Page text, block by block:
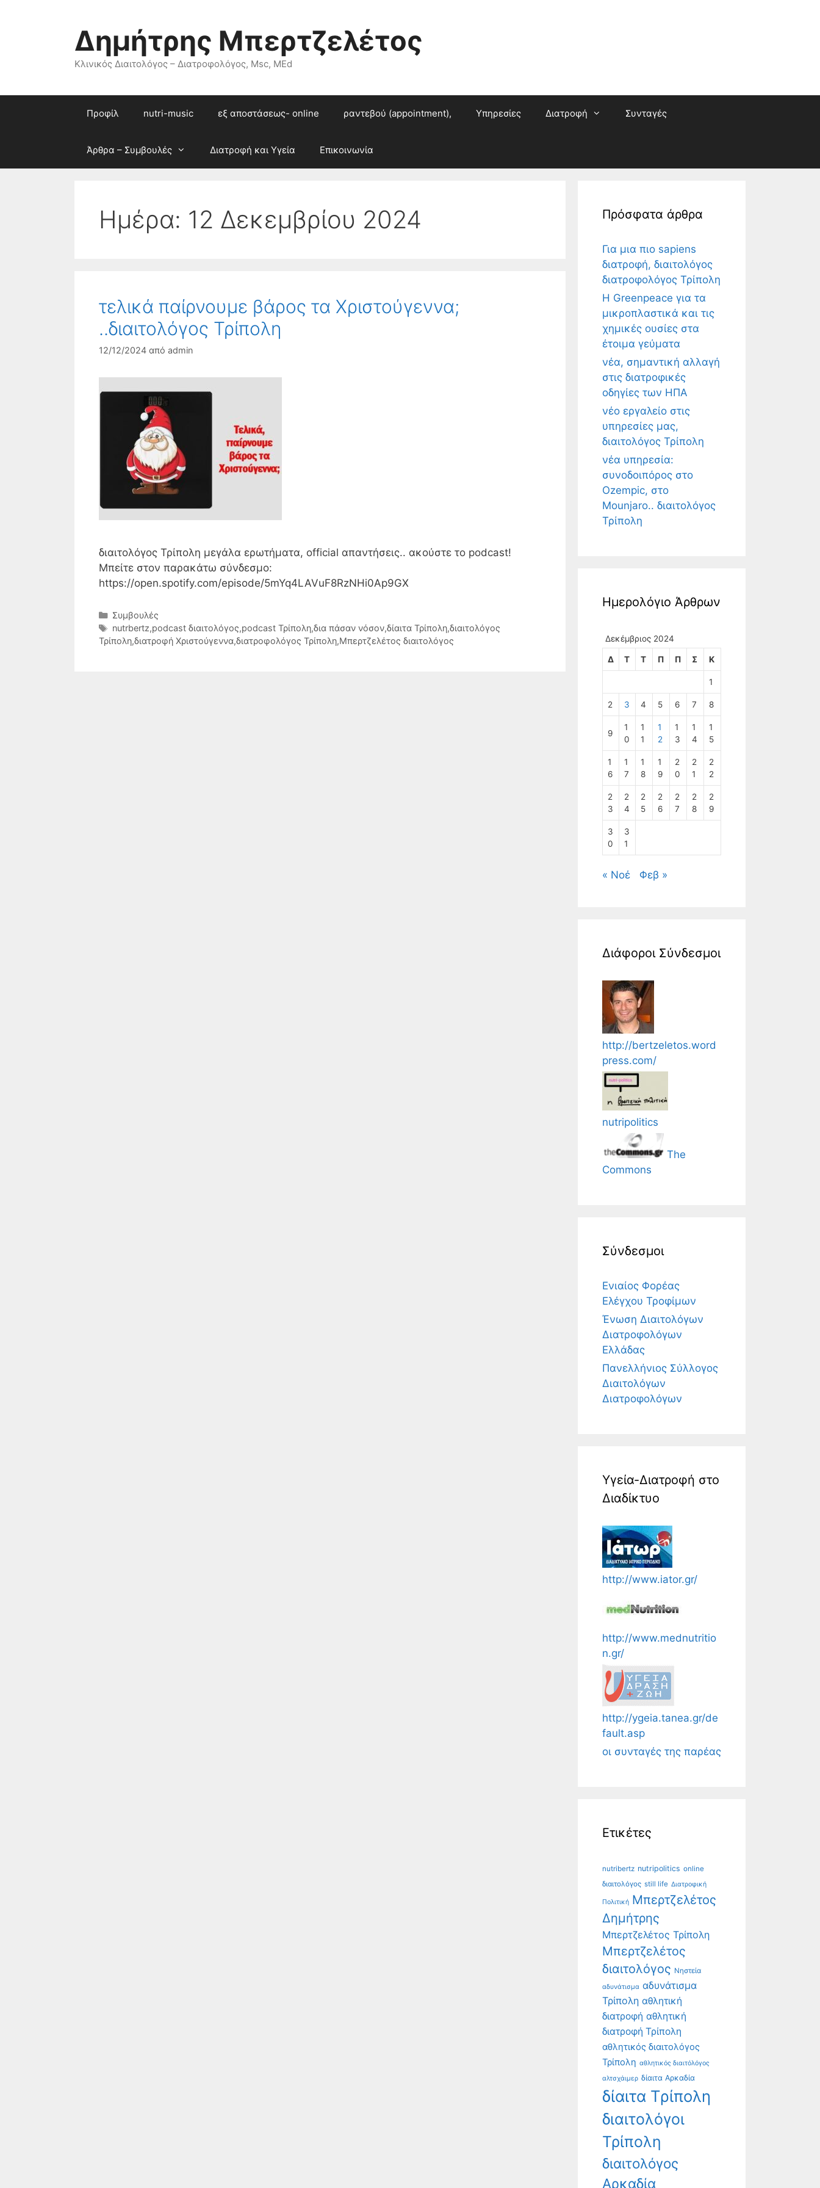
Δημήτρης Μπερτζελέτος
Κλινικός Διαιτολόγος – Διατροφολόγος, Msc, MEd
Προφίλ nutri-music εξ αποστάσεως- online ραντεβού (appointment), Υπηρεσίες Διατροφή Συνταγές
Άρθρα – Συμβουλές Διατροφή και Υγεία Επικοινωνία
Ημέρα: 12 Δεκεμβρίου 2024
τελικά παίρνουμε βάρος τα Χριστούγεννα;
..διαιτολόγος Τρίπολη
12/12/2024 από admin
διαιτολόγος Τρίπολη μεγάλα ερωτήματα, official απαντήσεις.. ακούστε το podcast!
Μπείτε στον παρακάτω σύνδεσμο:
https://open.spotify.com/episode/5mYq4LAVuF8RzNHi0Ap9GX
Κατηγορίες
Συμβουλές
Ετικέτες
nutrbertz,podcast διαιτολόγος,podcast Τρίπολη,δια πάσαν νόσον,δίαιτα Τρίπολη,διαιτολόγος
Τρίπολη,διατροφή Χριστούγεννα,διατροφολόγος Τρίπολη,Μπερτζελέτος διαιτολόγος
Πρόσφατα άρθρα
Για μια πιο sapiens
διατροφή, διαιτολόγος
διατροφολόγος Τρίπολη
Η Greenpeace για τα
μικροπλαστικά και τις
χημικές ουσίες στα
έτοιμα γεύματα
νέα, σημαντική αλλαγή
στις διατροφικές
οδηγίες των ΗΠΑ
νέο εργαλείο στις
υπηρεσίες μας,
διαιτολόγος Τρίπολη
νέα υπηρεσία:
συνοδοιπόρος στο
Ozempic, στο
Mounjaro.. διαιτολόγος
Τρίπολη
Ημερολόγιο Άρθρων
Δεκέμβριος 2024
Δ Τ Τ Π Π Σ Κ
1
2 3 4 5 6 7 8
9
1
0
1
1
1
2
1
3
1
4
1
5
1
6
1
7
1
8
1
9
2
0
2
1
2
2
2
3
2
4
2
5
2
6
2
7
2
8
2
9
3
0
3
1
« Νοέ Φεβ »
Διάφοροι Σύνδεσμοι
http://bertzeletos.word
press.com/
nutripolitics
The
Commons
Σύνδεσμοι
Ενιαίος Φορέας
Ελέγχου Τροφίμων
Ένωση Διαιτολόγων
Διατροφολόγων
Ελλάδας
Πανελλήνιος Σύλλογος
Διαιτολόγων
Διατροφολόγων
Υγεία-Διατροφή στο
Διαδίκτυο
http://www.iator.gr/
http://www.mednutritio
n.gr/
http://ygeia.tanea.gr/de
fault.asp
οι συνταγές της παρέας
Ετικέτες
nutribertz nutripolitics online
διαιτολόγος still life Διατροφική
Πολιτική Μπερτζελέτος
Δημήτρης
Μπερτζελέτος Τρίπολη
Μπερτζελέτος
διαιτολόγος Νηστεία
αδυνάτισμα αδυνάτισμα
Τρίπολη αθλητική
διατροφή αθλητική
διατροφή Τρίπολη
αθλητικός διαιτολόγος
Τρίπολη αθλητικός διαιτόλόγος
αλτσχάιμερ δίαιτα Αρκαδία
δίαιτα Τρίπολη
διαιτολόγοι
Τρίπολη
διαιτολόγος
Αρκαδία